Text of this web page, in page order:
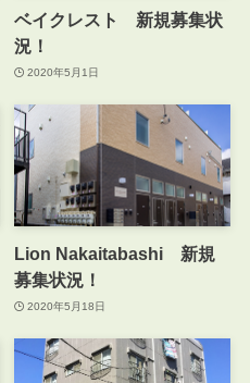
ベイクレスト 新規募集状
況！
2020年5月1日
Lion Nakaitabashi 新規
募集状況！
2020年5月18日